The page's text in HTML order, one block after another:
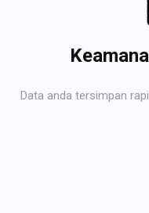
Data anda tersimpan